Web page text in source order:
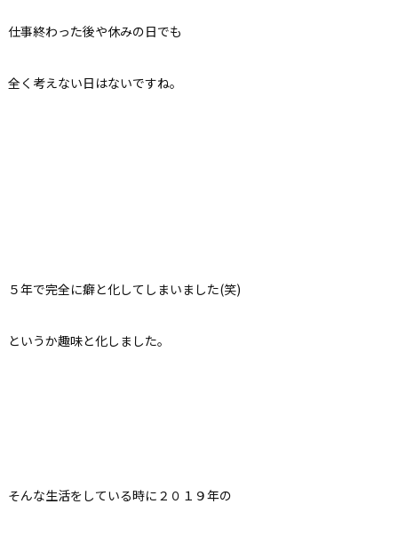
仕事終わった後や休みの日でも
全く考えない日はないですね。
５年で完全に癖と化してしまいました(笑)
というか趣味と化しました。
そんな生活をしている時に２０１９年の